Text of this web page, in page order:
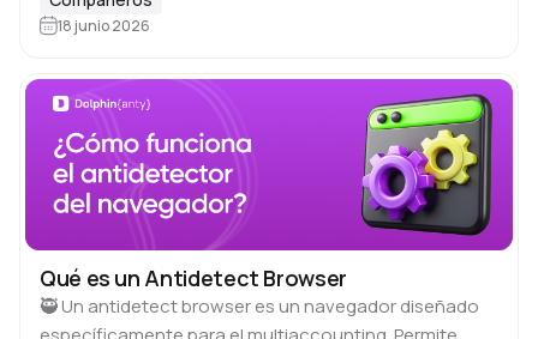
cuentas, elección de herramientas, velocidad de
18 junio 2026
Qué es un Antidetect Browser
🥷 Un antidetect browser es un navegador diseñado